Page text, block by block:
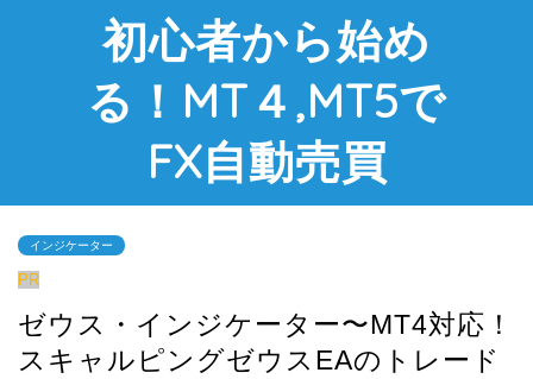
初心者から始め
る！MT４,MT5で
FX自動売買
インジケーター
PR
ゼウス・インジケーター〜MT4対応！
スキャルピングゼウスEAのトレード